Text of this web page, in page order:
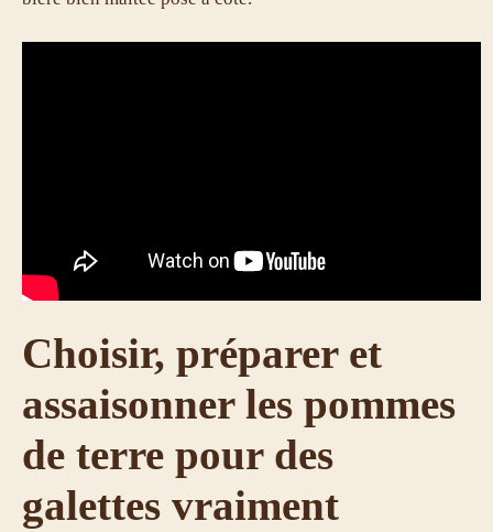
Choisir, préparer et
assaisonner les pommes
de terre pour des
galettes vraiment